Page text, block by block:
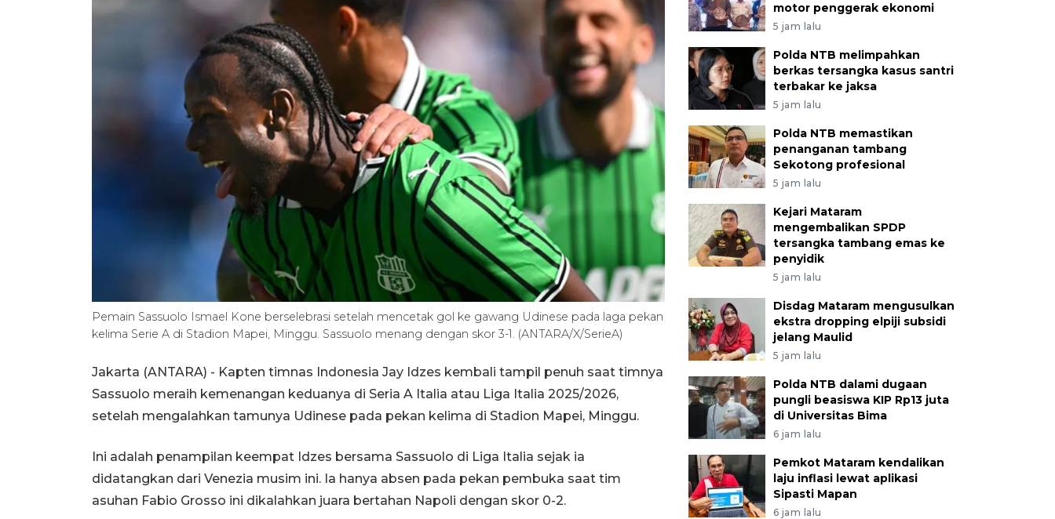
Pemain Sassuolo Ismael Kone berselebrasi setelah mencetak gol ke gawang Udinese pada laga pekan
kelima Serie A di Stadion Mapei, Minggu. Sassuolo menang dengan skor 3-1. (ANTARA/X/SerieA)
Jakarta (ANTARA) - Kapten timnas Indonesia Jay Idzes kembali tampil penuh saat timnya
Sassuolo meraih kemenangan keduanya di Seria A Italia atau Liga Italia 2025/2026,
setelah mengalahkan tamunya Udinese pada pekan kelima di Stadion Mapei, Minggu.
Ini adalah penampilan keempat Idzes bersama Sassuolo di Liga Italia sejak ia
didatangkan dari Venezia musim ini. Ia hanya absen pada pekan pembuka saat tim
asuhan Fabio Grosso ini dikalahkan juara bertahan Napoli dengan skor 0-2.
motor penggerak ekonomi
5 jam lalu
Polda NTB melimpahkan
berkas tersangka kasus santri
terbakar ke jaksa
5 jam lalu
Polda NTB memastikan
penanganan tambang
Sekotong profesional
5 jam lalu
Kejari Mataram
mengembalikan SPDP
tersangka tambang emas ke
penyidik
5 jam lalu
Disdag Mataram mengusulkan
ekstra dropping elpiji subsidi
jelang Maulid
5 jam lalu
Polda NTB dalami dugaan
pungli beasiswa KIP Rp13 juta
di Universitas Bima
6 jam lalu
Pemkot Mataram kendalikan
laju inflasi lewat aplikasi
Sipasti Mapan
6 jam lalu